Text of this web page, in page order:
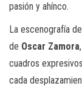
pasión y ahínco.
La escenografía de
de Oscar Zamora
cuadros
cada